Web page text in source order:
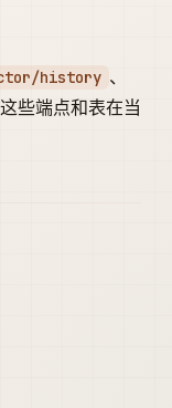
history 、
些端点和表在当